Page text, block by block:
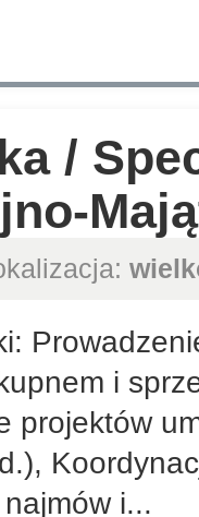
/
i
projektów
i...